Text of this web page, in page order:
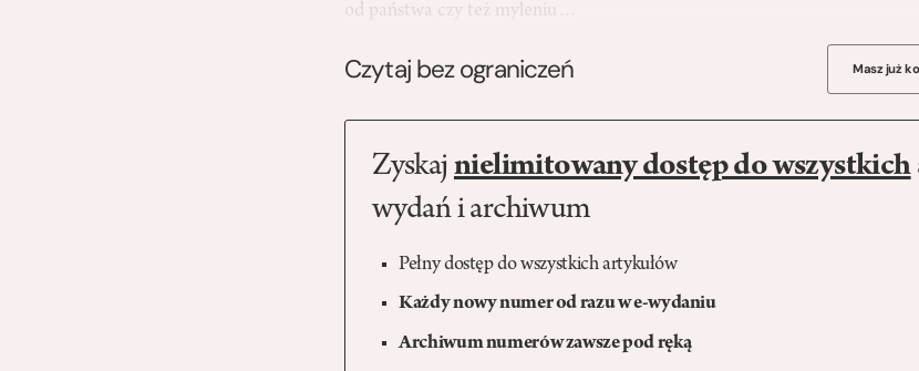
od państwa czy też myleniu…
Czytaj bez ograniczeń Masz już
Zyskaj nielimitowany dostęp do wszystkich
wydań i archiwum
Pełny dostęp do wszystkich artykułów
Każdy nowy numer od razu w e-wydaniu
Archiwum numerów zawsze pod ręką